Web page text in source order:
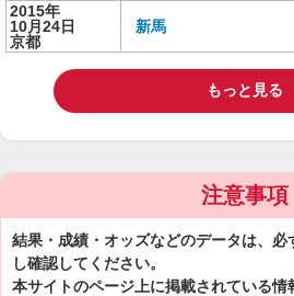
2015年
10月24日
京都
新馬
もっと見る
注意事項
結果・成績・オッズなどのデータは、
し確認してください。
本サイトのページ上に掲載されている